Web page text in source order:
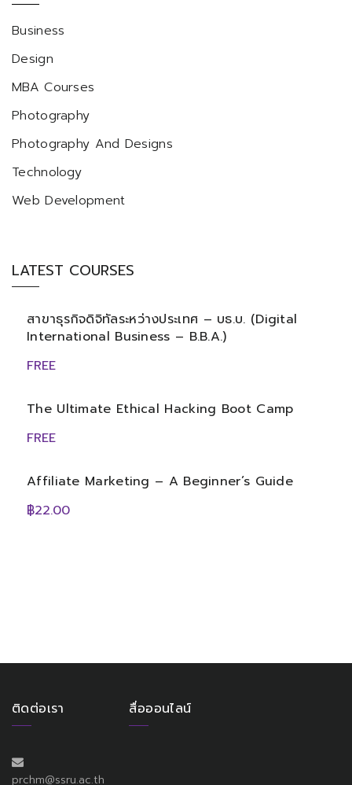
Business
Design
MBA Courses
Photography
Photography And Designs
Technology
Web Development
LATEST COURSES
สาขาธุรกิจดิจิทัลระหว่างประเทศ – บธ.บ. (Digital
International Business – B.B.A.)
FREE
The Ultimate Ethical Hacking Boot Camp
FREE
Affiliate Marketing – A Beginner’s Guide
฿22.00
ติดต่อเรา
prchm@ssru.ac.th
สื่อออนไลน์